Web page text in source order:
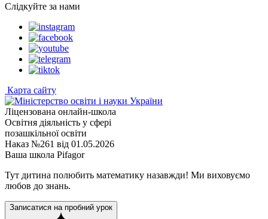
Слідкуйте за нами
Карта сайту
Ліцензована онлайн-школа
Освітня діяльність у сфері
позашкільної освіти
Наказ №261 від 01.05.2026
Ваша школа Pifagor
Тут дитина полюбить математику назавжди! Ми виховуємо
любов до знань.
Записатися на пробний урок